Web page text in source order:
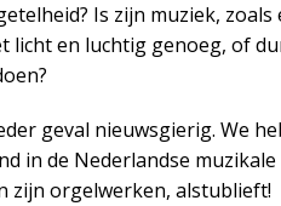
Is zijn muziek,
licht en luchtig genoeg, of
geval nieuwsgierig. We
in de Nederlandse
zijn orgelwerken, alstublieft!